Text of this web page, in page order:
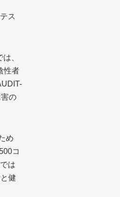
ス
、
性者
の
め
コ
は
健